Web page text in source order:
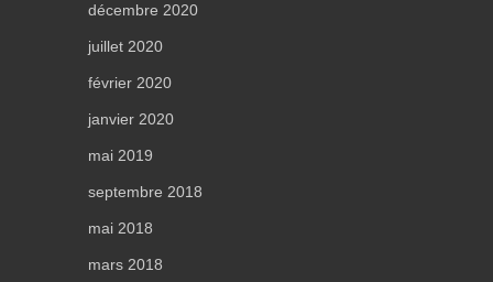
décembre 2020
juillet 2020
février 2020
janvier 2020
mai 2019
septembre 2018
mai 2018
mars 2018